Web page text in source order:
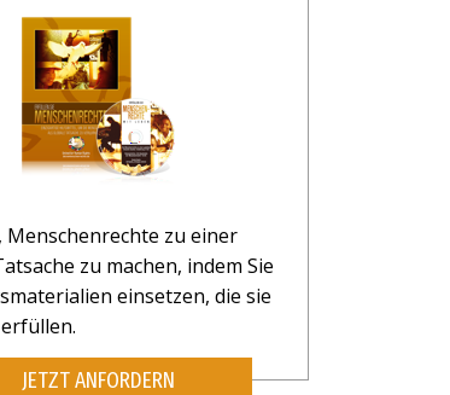
Menschenrechte zu einer
zu machen, indem Sie
einsetzen, die sie
JETZT ANFORDERN